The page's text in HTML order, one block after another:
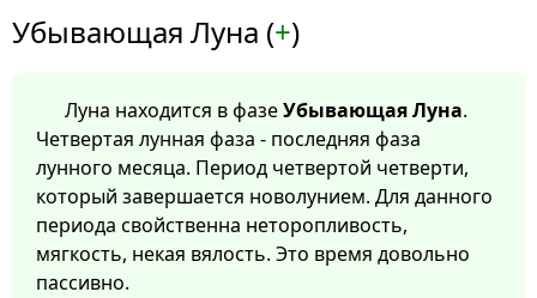
Убывающая Луна (+)
Луна находится в фазеУбывающая Луна.
Четвертая лунная фаза - последняя фаза
лунного месяца. Период четвертой четверти,
который завершается новолунием. Для данного
периода свойственна неторопливость,
мягкость, некая вялость. Это время довольно
пассивно.